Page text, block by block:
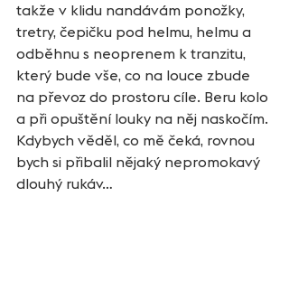
takže v klidu nandávám ponožky,
tretry, čepičku pod helmu, helmu a
odběhnu s neoprenem k tranzitu,
který bude vše, co na louce zbude
na převoz do prostoru cíle. Beru kolo
a při opuštění louky na něj naskočím.
Kdybych věděl, co mě čeká, rovnou
bych si přibalil nějaký nepromokavý
dlouhý rukáv…